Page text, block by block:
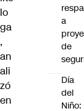
lo
ga
,
an
ali
zó
en
a
de
Día
del
Niño: